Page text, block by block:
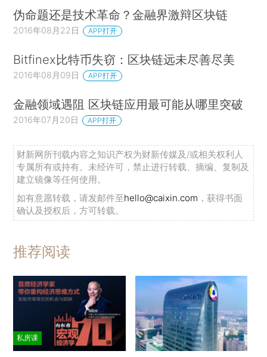
伪命题还是技术革命？金融界激辩区块链
2016年08月22日 APP打开
Bitfinex比特币失窃：区块链远未尽善尽美
2016年08月09日 APP打开
金融领域遇阻 区块链应用最可能从哪里突破
2016年07月20日 APP打开
财新网所刊载内容之知识产权为财新传媒及/或相关权利人
专属所有或持有。未经许可，禁止进行转载、摘编、复制及
建立镜像等任何使用。
如有意愿转载，请发邮件至hello@caixin.com ，获得书面
确认及授权后，方可转载。
推荐阅读
私房课